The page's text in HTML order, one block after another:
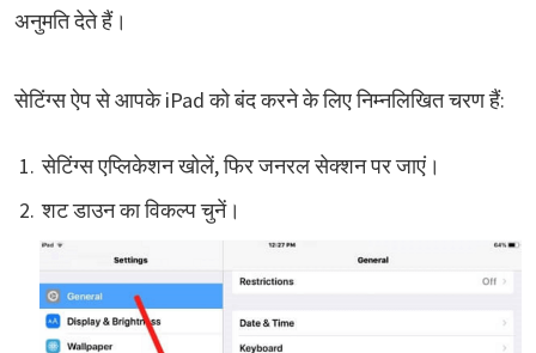
अनुमति देते हैं।
सेटिंग्स ऐप से आपके iPad को बंद करने के लिए निम्नलिखित चरण हैं:
सेटिंग्स एप्लिकेशन खोलें, फिर जनरल सेक्शन पर जाएं।
शट डाउन का विकल्प चुनें।